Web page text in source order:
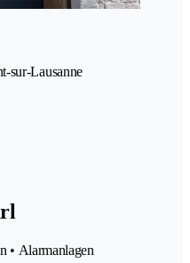
sur-Lausanne
• Alarmanlagen